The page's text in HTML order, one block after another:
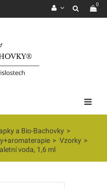
0
a Bio-Bachovky >
> Vzorky >
voda, 1,6 ml